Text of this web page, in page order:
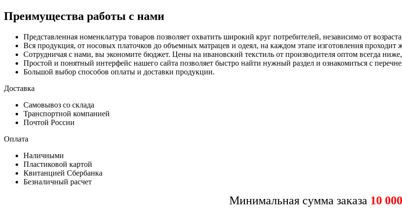
Преимущества работы с нами
Представленная номенклатура товаров позволяет охватить широкий круг потребителей, независимо от
Вся продукция, от носовых платочков до объемных матрацев и одеял, на каждом этапе изготовления проходит
Сотрудничая с нами, вы экономите бюджет. Цены на ивановский текстиль от производителя оптом всегда
Простой и понятный интерфейс нашего сайта позволяет быстро найти нужный раздел и ознакомиться с
Большой выбор способов оплаты и доставки продукции.
Доставка
Самовывоз со склада
Транспортной компанией
Почтой России
Оплата
Наличными
Пластиковой картой
Квитанцией Сбербанка
Безналичный расчет
Минимальная сумма заказа 10